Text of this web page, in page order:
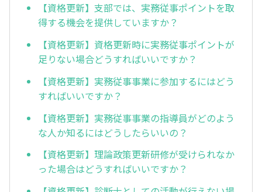
【資格更新】支部では、実務従事ポイントを取
得する機会を提供していますか？
【資格更新】資格更新時に実務従事ポイントが
足りない場合どうすればいいですか？
【資格更新】実務従事事業に参加するにはどう
すればいいですか？
【資格更新】実務従事事業の指導員がどのよう
な人か知るにはどうしたらいいの？
【資格更新】理論政策更新研修が受けられなか
った場合はどうすればいいですか？